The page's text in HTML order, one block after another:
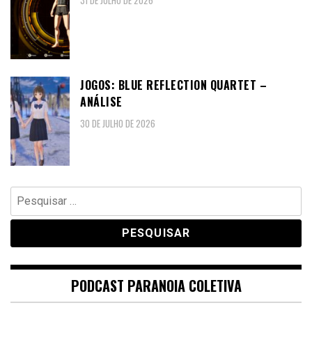
JOGOS: BLUE REFLECTION QUARTET –
ANÁLISE
30 DE JULHO DE 2026
Pesquisar
por:
PODCAST PARANOIA COLETIVA